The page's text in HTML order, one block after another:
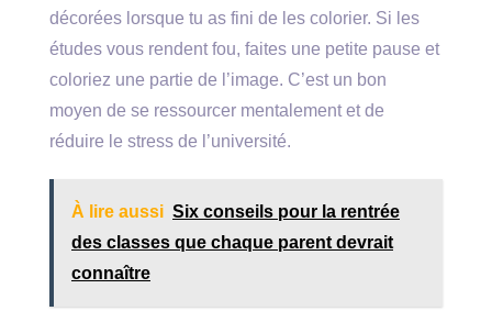
décorées lorsque tu as fini de les colorier. Si les
études vous rendent fou, faites une petite pause et
coloriez une partie de l’image. C’est un bon
moyen de se ressourcer mentalement et de
réduire le stress de l’université.
À lire aussi Six conseils pour la rentrée
des classes que chaque parent devrait
connaître